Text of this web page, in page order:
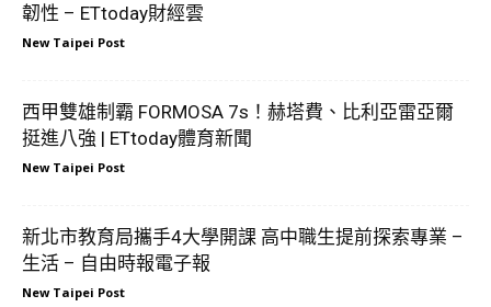
韌性 – ETtoday財經雲
New Taipei Post
西甲雙雄制霸 FORMOSA 7s！赫塔費、比利亞雷亞爾
挺進八強 | ETtoday體育新聞
New Taipei Post
新北市教育局攜手4大學開課 高中職生提前探索專業 –
生活 – 自由時報電子報
New Taipei Post